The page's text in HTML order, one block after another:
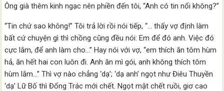
Ông già thêm kinh ngạc nên phiền đến tôi, “Anh có tin nổi không?”
“Tin chứ sao không!” Tôi trả lời rồi nói tiếp, “… thấy vợ định làm
bất cứ chuyện gì thì chồng cũng đều nói: Em để đó anh. Việc đó
cực lắm, để anh làm cho…” Hay nói với vợ, “em thích ăn tôm hùm
hả, ăn hết hai con luôn đi. Anh ăn mì gói, anh không thích tôm
hùm lắm…” Thì vợ nào chẳng ‘dạ’; ‘dạ anh’ ngọt như Điêu Thuyền
‘dạ’ Lữ Bố thì Đổng Trác mới chết. Ngọt mật chết ruồi, giơ cao